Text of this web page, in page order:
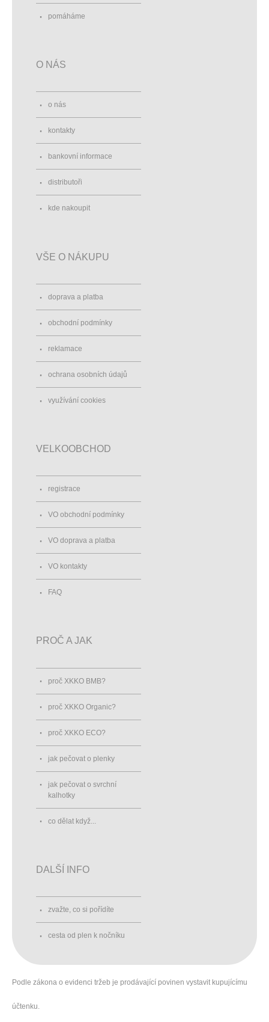
pomáháme
O NÁS
o nás
kontakty
bankovní informace
distributoři
kde nakoupit
VŠE O NÁKUPU
doprava a platba
obchodní podmínky
reklamace
ochrana osobních údajů
využívání cookies
VELKOOBCHOD
registrace
VO obchodní podmínky
VO doprava a platba
VO kontakty
FAQ
PROČ A JAK
proč XKKO BMB?
proč XKKO Organic?
proč XKKO ECO?
jak pečovat o plenky
jak pečovat o svrchní
kalhotky
co dělat když...
DALŠÍ INFO
zvažte, co si pořídíte
cesta od plen k nočníku
Podle zákona o evidenci tržeb je prodávající povinen vystavit kupujícímu
účtenku.